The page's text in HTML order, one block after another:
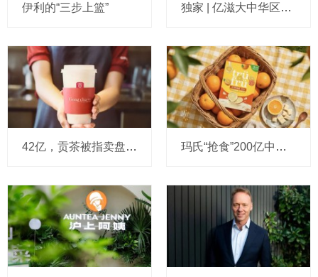
伊利的“三步上篮” 独家 | 亿滋大中华区市场与发展部“一号位”迎来新变动，曲向明将卸任
42亿，贡茶被指卖盘在即：有“新茶饮祖师爷”之称，贝恩资本拟接手 玛氏“抢食”200亿中国巧克力市场，多了个新筹码：首次引进新收购的Trü Frü，“冻干水果+巧克力”能成为零食新风口吗？